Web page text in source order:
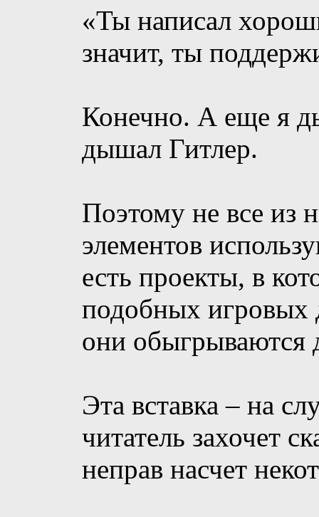
«Ты написал
значит, ты
Конечно. А еще я
дышал Гитлер.
Поэтому не все из
элементов
есть проекты, в
подобных игровых
они обыгрываются
Эта вставка – на
читатель захочет
неправ насчет